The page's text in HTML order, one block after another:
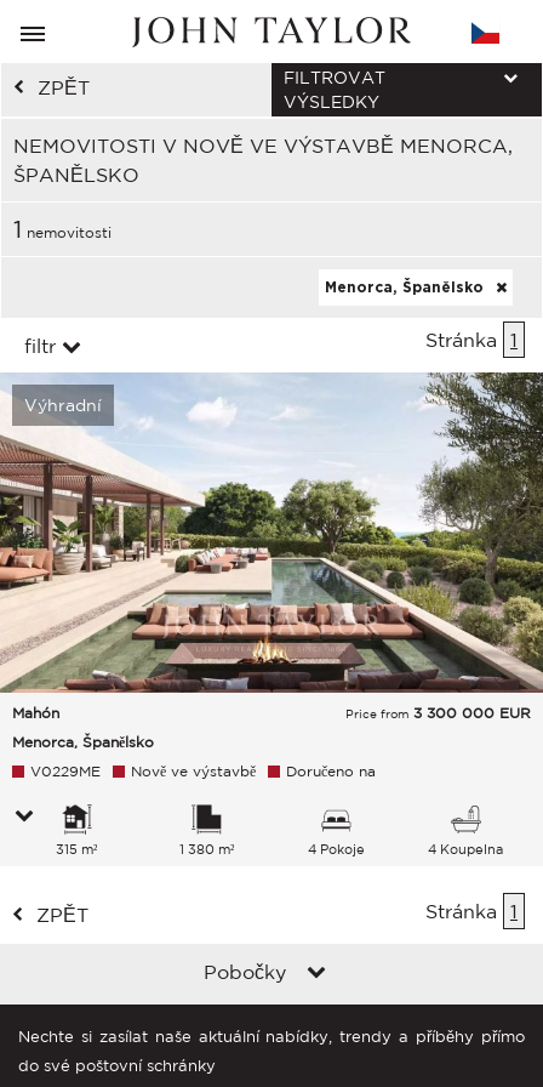
ZPĚT
NEMOVITOSTI V NOVĚ VE VÝSTAVBĚ MENORCA,
ŠPANĚLSKO
FILTROVAT
VÝSLEDKY
1 nemovitosti
Menorca, Španělsko
filtr Stránka 1
Výhradní
Mahón
Menorca, Španělsko
Price from 3 300 000 EUR
V0229ME Nově ve výstavbě Doručeno na
315 m² 1 380 m² 4 Pokoje 4 Koupelna
ZPĚT Stránka 1
Pobočky
Nechte si zasílat naše aktuální nabídky, trendy a příběhy přímo
do své poštovní schránky